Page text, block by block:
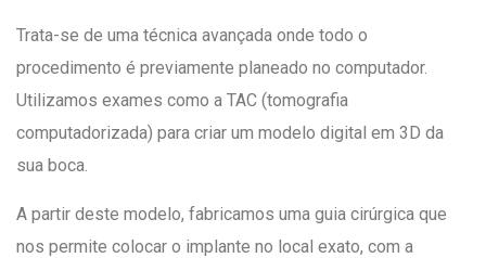
Trata-se de uma técnica avançada onde todo o
procedimento é previamente planeado no computador.
Utilizamos exames como a TAC (tomografia
computadorizada) para criar um modelo digital em 3D da
sua boca.
A partir deste modelo, fabricamos uma guia cirúrgica que
nos permite colocar o implante no local exato, com a